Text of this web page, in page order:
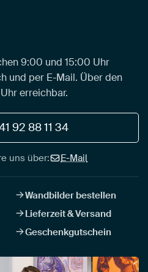
9:00 und 15:00 Uhr
und per E-Mail. Über den
erreichbar.
92 88 11 34
uns über: E-Mail
Wandbilder bestellen
Lieferzeit & Versand
Geschenkgutschein